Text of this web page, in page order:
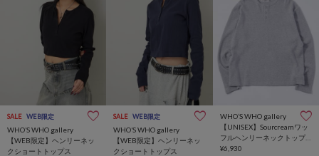
SALE WEB限定
WHO’S WHO gallery
【WEB限定】ヘンリーネッ
クショートトップス
SALE WEB限定
WHO’S WHO gallery
【WEB限定】ヘンリーネッ
クショートトップス
WHO’S WHO gallery
【UNISEX】Sourcreamワッ
フルヘンリーネックトップ
ス
¥6,930